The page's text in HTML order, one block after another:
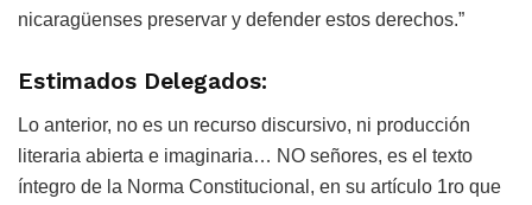
nicaragüenses preservar y defender estos derechos.”
Estimados Delegados:
Lo anterior, no es un recurso discursivo, ni producción
literaria abierta e imaginaria… NO señores, es el texto
íntegro de la Norma Constitucional, en su artículo 1ro que